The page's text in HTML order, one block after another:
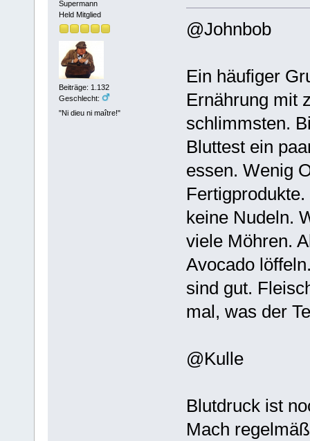
Supermann
Held Mitglied
Beiträge: 1.132
Geschlecht:
"Ni dieu ni maître!"
@Johnbob
Ein häufiger
Ernährung mit
schlimmsten.
Bluttest ein
essen. Wenig
keine Nudeln.
viele Möhren.
Avocado
sind gut.
mal, was der
@Kulle
Blutdruck ist
Mach